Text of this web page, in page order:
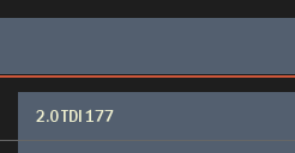
2.0 TDI 177